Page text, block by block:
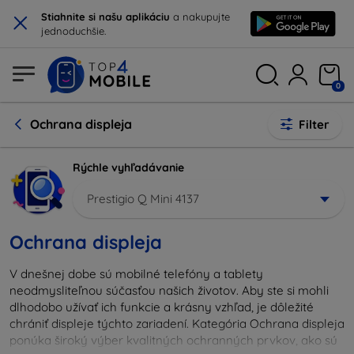
× Stiahnite si našu aplikáciu a nakupujte
jednoduchšie.
0
Ochrana displeja Filter
Rýchle vyhľadávanie
Prestigio Q Mini 4137
Ochrana displeja
V dnešnej dobe sú mobilné telefóny a tablety
neodmysliteľnou súčasťou našich životov. Aby ste si mohli
dlhodobo užívať ich funkcie a krásny vzhľad, je dôležité
chrániť displeje týchto zariadení. Kategória Ochrana displeja
ponúka široký výber kvalitných ochranných prvkov, ako sú